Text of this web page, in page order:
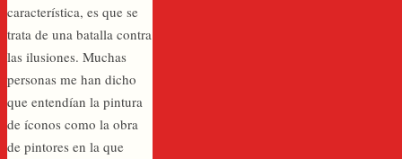
característica, es que se
trata de una batalla contra
las ilusiones. Muchas
personas me han dicho
que entendían la pintura
de íconos como la obra
de pintores en la que